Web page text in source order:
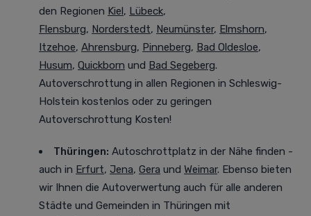
den Regionen Kiel, Lübeck,
Flensburg, Norderstedt, Neumünster, Elmshorn,
Itzehoe, Ahrensburg, Pinneberg, Bad Oldesloe,
Husum, Quickborn und Bad Segeberg.
Autoverschrottung in allen Regionen in Schleswig-
Holstein kostenlos oder zu geringen
Autoverschrottung Kosten!
Thüringen: Autoschrottplatz in der Nähe finden -
auch in Erfurt, Jena, Gera und Weimar. Ebenso bieten
wir Ihnen die Autoverwertung auch für alle anderen
Städte und Gemeinden in Thüringen mit